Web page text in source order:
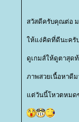
สวัสดีครับคุณต่อ ม
ห้แง่คิดที่ดีนะครับ
ดูเกมส์ให้ดูตาสุด
ภาพสวยเนื้อหาดีม
ต่วันนี้โหวตหมดซ